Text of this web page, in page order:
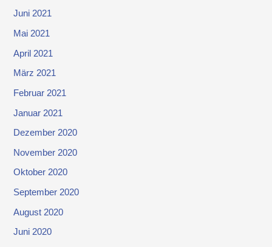
Juni 2021
Mai 2021
April 2021
März 2021
Februar 2021
Januar 2021
Dezember 2020
November 2020
Oktober 2020
September 2020
August 2020
Juni 2020